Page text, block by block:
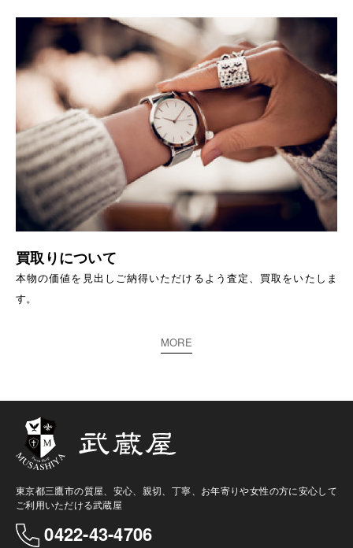
買取りについて
本物の価値を見出しご納得いただけるよう査定、買取をいたしま
す。
MORE
東京都三鷹市の質屋、安心、親切、丁寧、お年寄りや女性の方に安心して
ご利用いただける武蔵屋
0422-43-4706